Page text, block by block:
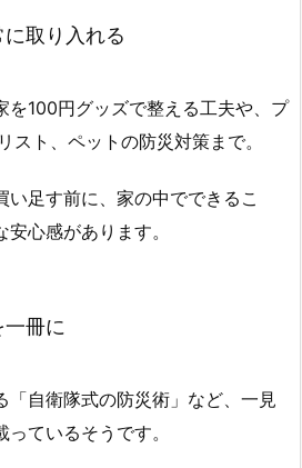
取り入れる
を100円グッズで整える工夫や、プ
スト、ペットの防災対策まで。
足す前に、家の中でできるこ
心感があります。
冊に
「自衛隊式の防災術」など、一見
ているそうです。